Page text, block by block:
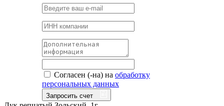
Согласен (-на) на обработку
персональных данных
Запросить счет